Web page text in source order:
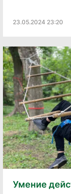
23.05.2024 23:20
Умение